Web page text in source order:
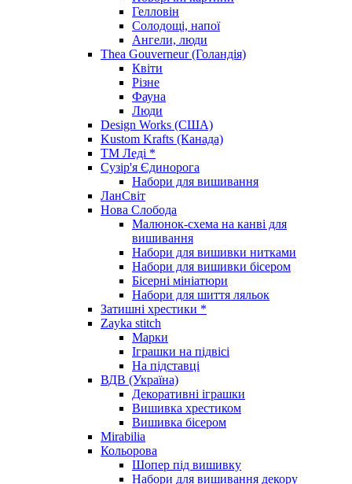
Гелловін
Солодощі, напої
Ангели, люди
Thea Gouverneur (Голандія)
Квіти
Різне
Фауна
Люди
Design Works (США)
Kustom Krafts (Канада)
ТМ Леді *
Сузір'я Єдинорога
Набори для вишивання
ЛанСвіт
Нова Слобода
Малюнок-схема на канві для
вишивання
Набори для вишивки нитками
Набори для вишивки бісером
Бісерні мініатюри
Набори для шиття ляльок
Затишні хрестики *
Zayka stitch
Марки
Іграшки на підвісі
На підставці
ВДВ (Україна)
Декоративні іграшки
Вишивка хрестиком
Вишивка бісером
Mirabilia
Кольорова
Шопер під вишивку
Набори для вишивання декору